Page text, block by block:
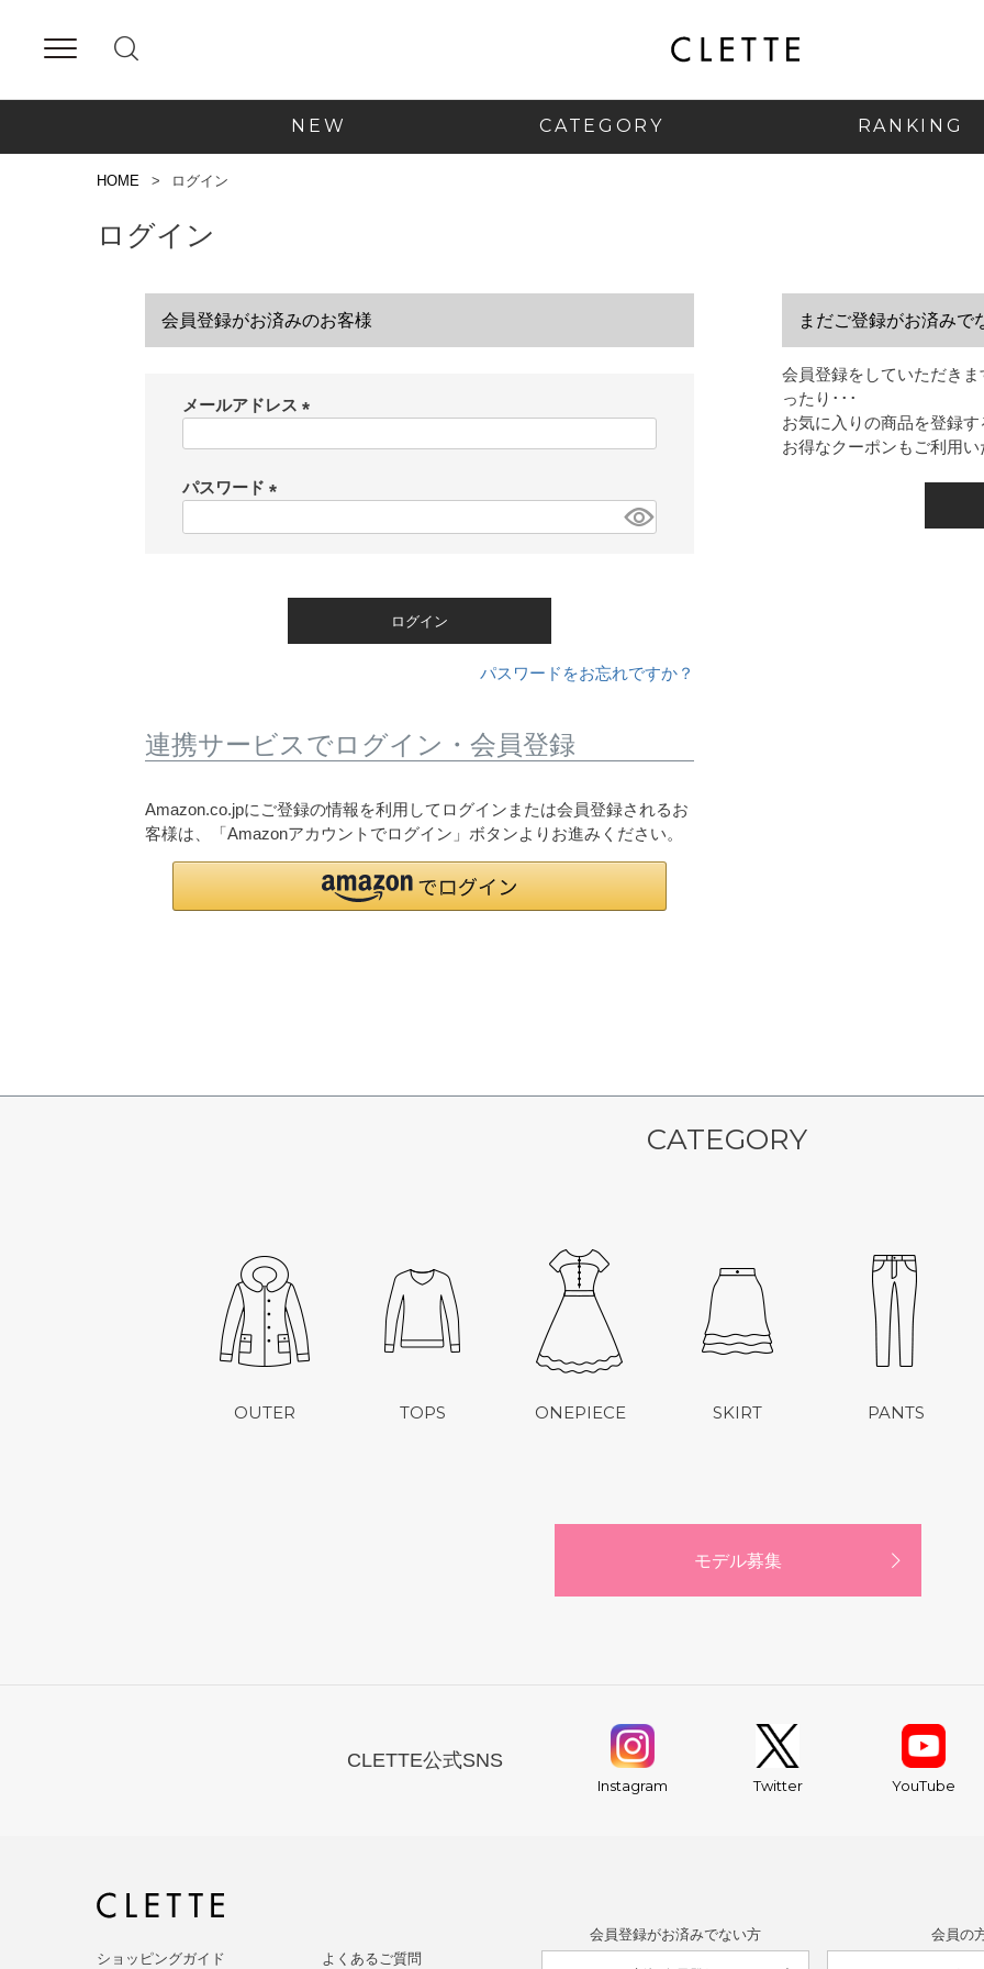
NEW CATEGORY RANKING
HOME ログイン
ログイン
会員登録がお済みのお客様
メールアドレス
パスワード
ログイン
パスワードをお忘れですか？
連携サービスでログイン・会員登録
Amazon.co.jpにご登録の情報を利用してログインまたは会員登録されるお
客様は、「Amazonアカウントでログイン」ボタンよりお進みください。
まだご登録がお済みで
会員登録をしていただき
ったり･･･
お気に入りの商品を登録
お得なクーポンもご利用
CATEGORY
OUTER TOPS ONEPIECE SKIRT PANTS
モデル募集
CLETTE公式SNS
Instagram Twitter YouTube
会員登録がお済みでない方 会員の
ショッピングガイド よくあるご質問